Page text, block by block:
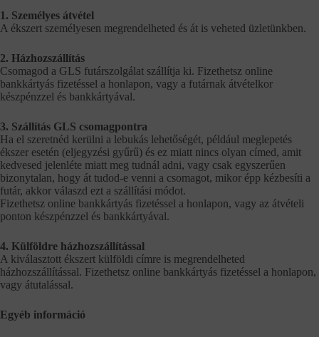
1. Személyes átvétel
A ékszert személyesen megrendelheted és át is veheted üzletünkben.
2. Házhozszállítás
Csomagod a GLS futárszolgálat szállítja ki. Fizethetsz online
bankkártyás fizetéssel a honlapon, vagy a futárnak átvételkor
készpénzzel és bankkártyával.
3. Szállítás GLS csomagpontra
Ha el szeretnéd kerülni a lebukás lehetőségét, például meglepetés
ékszer esetén (eljegyzési gyűrű) és ez miatt nincs olyan címed, amit
kedvesed jelenléte miatt meg tudnál adni, vagy csak egyszerűen
bizonytalan, hogy át tudod-e venni a csomagot, mikor épp kézbesíti a
futár, akkor válaszd ezt a szállítási módot.
Fizethetsz online bankkártyás fizetéssel a honlapon, vagy az átvételi
ponton készpénzzel és bankkártyával.
4. Külföldre házhozszállítással
A kiválasztott ékszert külföldi címre is megrendelheted
házhozszállítással. Fizethetsz online bankkártyás fizetéssel a honlapon,
vagy átutalással.
Egyéb információ